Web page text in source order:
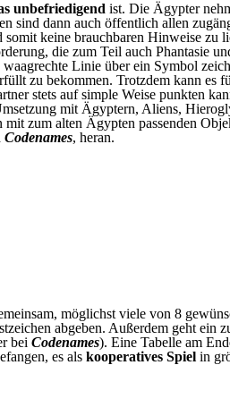
unbefriedigend ist. Die Ägypter
sind dann auch öffentlich allen
keine brauchbaren Hinweise zu
die zum Teil auch Phantasie
Linie über ein Symbol
zu bekommen. Trotzdem kann es
stets auf simple Weise punkten
mit Ägyptern, Aliens,
zum alten Ägypten passenden
Codenames, heran.
möglichst viele von 8
abgeben. Außerdem geht ein
bei Codenames). Eine Tabelle am
es als kooperatives Spiel in